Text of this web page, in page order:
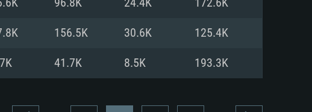
de banda larga.
96.8K 24.4K 172.6K
156.5K 30.6K 125.4K
41.7K 8.5K 193.3K